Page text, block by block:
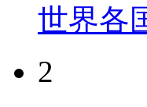
世界各
2